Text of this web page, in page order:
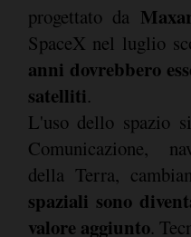
progettato da
SpaceX nel luglio
anni dovrebbero
satelliti.
L'uso dello spazio
Comunicazione,
della Terra,
spaziali sono
valore aggiunto.